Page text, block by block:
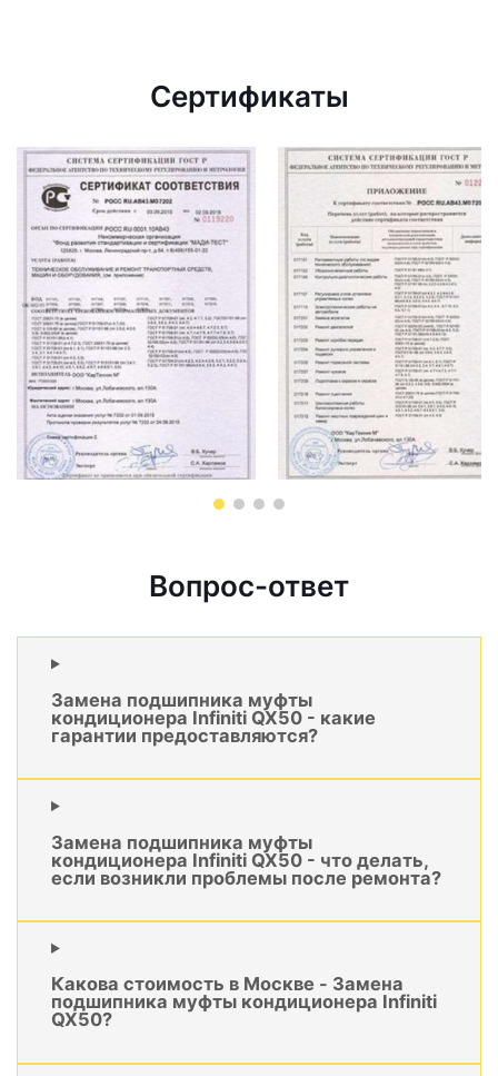
Сертификаты
Вопрос-ответ
Замена подшипника муфты
кондиционера Infiniti QX50 - какие
гарантии предоставляются?
Замена подшипника муфты
кондиционера Infiniti QX50 - что делать,
если возникли проблемы после ремонта?
Какова стоимость в Москве - Замена
подшипника муфты кондиционера Infiniti
QX50?